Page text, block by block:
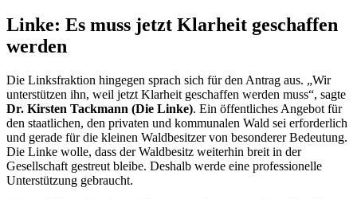
Linke: Es muss jetzt Klarheit geschaffen
werden
Die Linksfraktion hingegen sprach sich für den Antrag aus. „Wir
unterstützen ihn, weil jetzt Klarheit geschaffen werden muss“, sagte
Dr. Kirsten Tackmann (Die Linke). Ein öffentliches Angebot für
den staatlichen, den privaten und kommunalen Wald sei erforderlich
und gerade für die kleinen Waldbesitzer von besonderer Bedeutung.
Die Linke wolle, dass der Waldbesitz weiterhin breit in der
Gesellschaft gestreut bleibe. Deshalb werde eine professionelle
Unterstützung gebraucht.